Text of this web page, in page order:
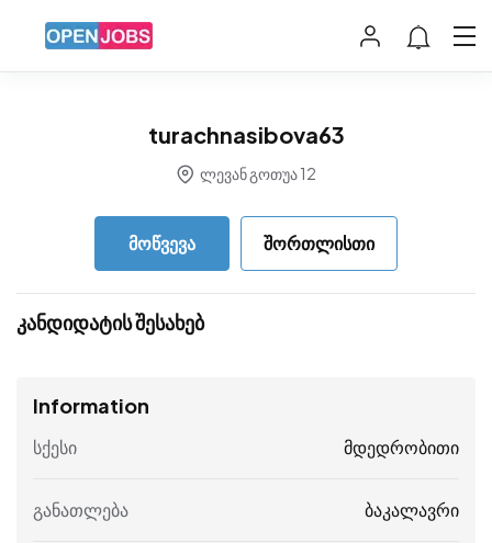
turachnasibova63
ლევან გოთუა 12
მოწვევა შორთლისთი
კანდიდატის შესახებ
Information
სქესი მდედრობითი
განათლება ბაკალავრი